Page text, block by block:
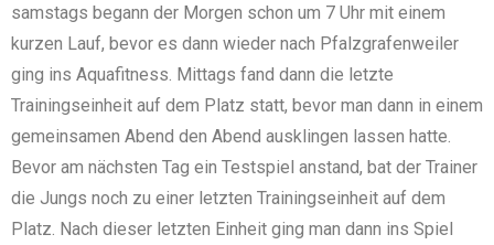
samstags begann der Morgen schon um 7 Uhr mit einem
kurzen Lauf, bevor es dann wieder nach Pfalzgrafenweiler
ging ins Aquafitness. Mittags fand dann die letzte
Trainingseinheit auf dem Platz statt, bevor man dann in einem
gemeinsamen Abend den Abend ausklingen lassen hatte.
Bevor am nächsten Tag ein Testspiel anstand, bat der Trainer
die Jungs noch zu einer letzten Trainingseinheit auf dem
Platz. Nach dieser letzten Einheit ging man dann ins Spiel